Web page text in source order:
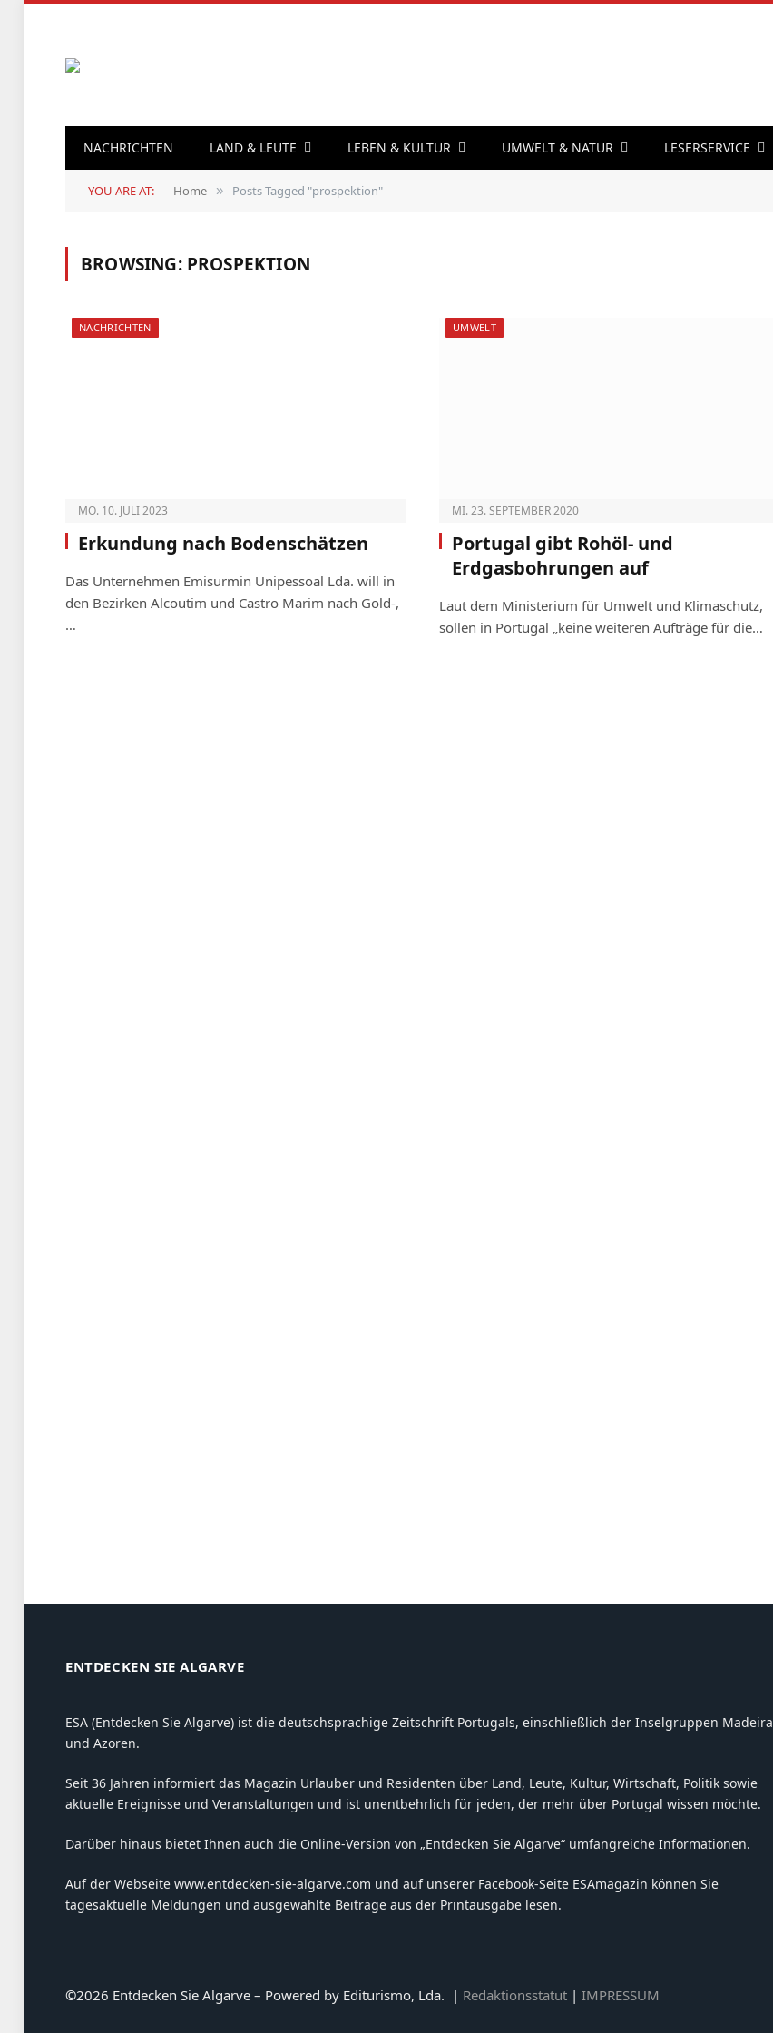
NACHRICHTEN LAND & LEUTE LEBEN & KULTUR UMWELT & NATUR LESERSERVICE
YOU ARE AT: Home » Posts Tagged "prospektion"
BROWSING: PROSPEKTION
NACHRICHTEN
MO. 10. JULI 2023
Erkundung nach Bodenschätzen
Das Unternehmen Emisurmin Unipessoal Lda. will in
den Bezirken Alcoutim und Castro Marim nach Gold-,
…
UMWELT
MI. 23. SEPTEMBER 2020
Portugal gibt Rohöl- und
Erdgasbohrungen auf
Laut dem Ministerium für Umwelt und Klimaschutz,
sollen in Portugal „keine weiteren Aufträge für die…
ENTDECKEN SIE ALGARVE
ESA (Entdecken Sie Algarve) ist die deutschsprachige Zeitschrift Portugals, einschließlich der Inselgruppen Madeira
und Azoren.
Seit 36 Jahren informiert das Magazin Urlauber und Residenten über Land, Leute, Kultur, Wirtschaft, Politik sowie
aktuelle Ereignisse und Veranstaltungen und ist unentbehrlich für jeden, der mehr über Portugal wissen möchte.
Darüber hinaus bietet Ihnen auch die Online-Version von „Entdecken Sie Algarve“ umfangreiche Informationen.
Auf der Webseite www.entdecken-sie-algarve.com und auf unserer Facebook-Seite ESAmagazin können Sie
tagesaktuelle Meldungen und ausgewählte Beiträge aus der Printausgabe lesen.
©2026 Entdecken Sie Algarve – Powered by Editurismo, Lda. | Redaktionsstatut | IMPRESSUM